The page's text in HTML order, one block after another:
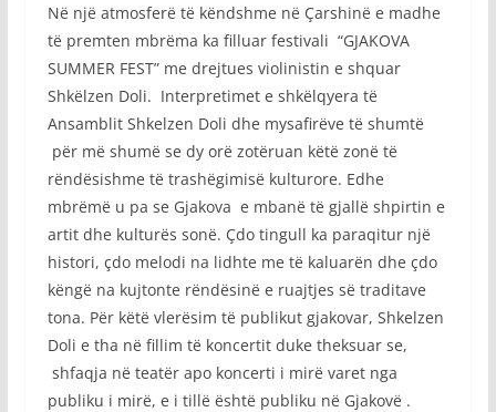
Në një atmosferë të këndshme në Çarshinë e madhe
të premten mbrëma ka filluar festivali “GJAKOVA
SUMMER FEST” me drejtues violinistin e shquar
Shkëlzen Doli. Interpretimet e shkëlqyera të
Ansamblit Shkelzen Doli dhe mysafirëve të shumtë
për më shumë se dy orë zotëruan këtë zonë të
rëndësishme të trashëgimisë kulturore. Edhe
mbrëmë u pa se Gjakova e mbanë të gjallë shpirtin e
artit dhe kulturës sonë. Çdo tingull ka paraqitur një
histori, çdo melodi na lidhte me të kaluarën dhe çdo
këngë na kujtonte rëndësinë e ruajtjes së traditave
tona. Për këtë vlerësim të publikut gjakovar, Shkelzen
Doli e tha në fillim të koncertit duke theksuar se,
shfaqja në teatër apo koncerti i mirë varet nga
publiku i mirë, e i tillë është publiku në Gjakovë .